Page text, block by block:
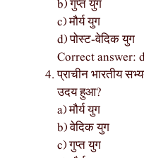
b) गुप्त युग
c) मौर्य युग
d) पोस्ट-वेदिक युग
Correct answer:
प्राचीन भारतीय
उदय हुआ?
a) मौर्य युग
b) वेदिक युग
c) गुप्त युग